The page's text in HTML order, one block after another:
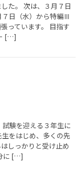
た。 次は、３月７日
７日（水）から特編Ⅲ
っています。 目指す
[…]
験を迎える３年生に
をはじめ、多くの先
しっかりと受け止め
に […]